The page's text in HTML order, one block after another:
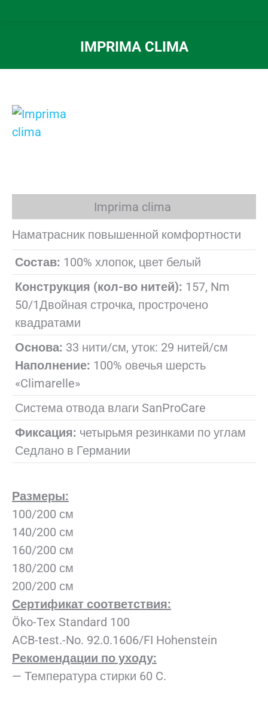
IMPRIMA CLIMA
Вы здесь:
Imprima clima
Наматрасник повышенной комфортности
Состав: 100% хлопок, цвет белый
Конструкция (кол-во нитей): 157, Nm
50/1Двойная строчка, прострочено
квадратами
Основа: 33 нити/см, уток: 29 нитей/см
Наполнение: 100% овечья шерсть
«Climarelle»
Система отвода влаги SanProCare
Фиксация: четырьмя резинками по углам
Седлано в Германии
Размеры:
100/200 см
140/200 см
160/200 см
180/200 см
200/200 см
Сертификат соответствия:
Öko-Tex Standard 100
ACB-test.-No. 92.0.1606/FI Hohenstein
Рекомендации по уходу:
— Температура стирки 60 C.